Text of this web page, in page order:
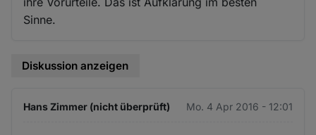
Sinne.
Diskussion anzeigen
Hans Zimmer (nicht überprüft) Mo. 4 Apr 2016 - 12:01